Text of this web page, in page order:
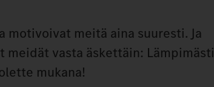
meitä aina suuresti. Ja
vasta äskettäin: Lämpimästi
mukana!